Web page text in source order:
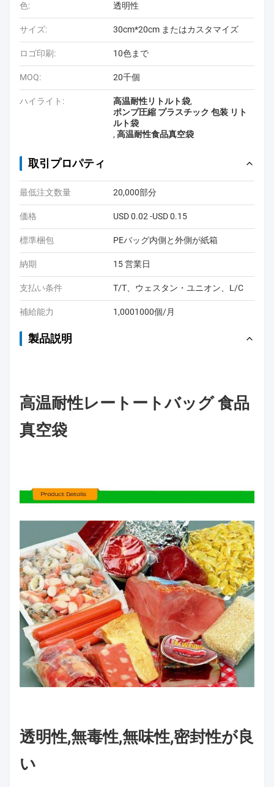
色: 透明性
サイズ: 30cm*20cm またはカスタマイズ
ロゴ印刷: 10色まで
MOQ: 20千個
ハイライト: 高温耐性リトルト袋,
ポンプ圧縮 プラスチック 包装 リト
ルト袋
, 高温耐性食品真空袋
取引プロパティ
最低注文数量 20,000部分
価格 USD 0.02 -USD 0.15
標準梱包 PEバッグ内側と外側が紙箱
納期 15 営業日
支払い条件 T/T、ウェスタン・ユニオン、L/C
補給能力 1,0001000個/月
製品説明
高温耐性レートートバッグ 食品
真空袋
透明性,無毒性,無味性,密封性が良
い